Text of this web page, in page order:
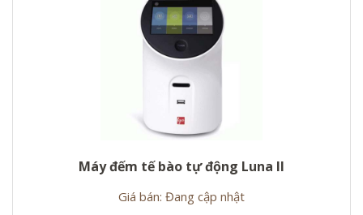
Máy đếm tế bào tự động Luna II
Giá bán: Đang cập nhật